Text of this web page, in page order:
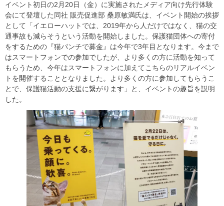
イベント初日の2月20日（金）に実施されたメディア向け先行体験
会にて登壇した同社 販売促進部 桑原敏満氏は、イベント開始の挨拶
として「イエローハットでは、2019年から人だけではなく、猫の交
通事故も減らそうという活動を開始しました。保護猫団体への寄付
をするための『猫パンチで募金』は今年で3年目となります。今まで
はスマートフォンでの参加でしたが、より多くの方に活動を知って
もらうため、今年はスマートフォンに加えてこちらのリアルイベン
トを開催することとなりました。より多くの方に参加してもらうこ
とで、保護猫活動の支援に繋がります」と、イベントの趣旨を説明
した。